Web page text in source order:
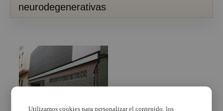
neurodegenerativas
Utilizamos cookies para personalizar el contenido, los